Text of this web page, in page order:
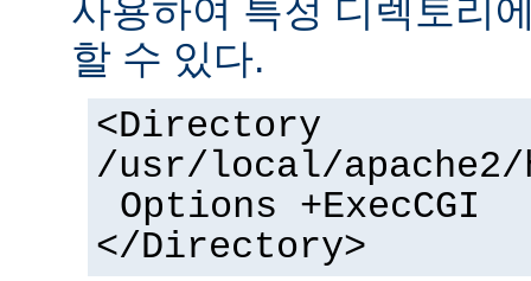
사용하여 특정 디렉토리
할 수 있다.
<Directory
/usr/local/apache2/
Options +ExecCGI
</Directory>